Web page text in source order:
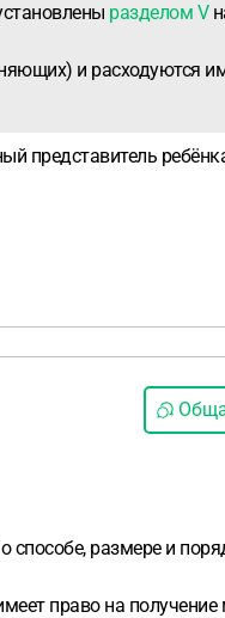
разделом V
и расходуются
представитель
способе, размере и
право на